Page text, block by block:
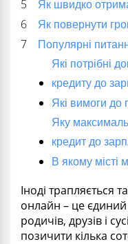
Як швидко
Як повернути
Популярні
Які потрібні
кредиту до
Які вимоги до
Яку
кредит до
В якому місті
Іноді трапляється
онлайн – це єдиний
родичів, друзів і
позичити кілька